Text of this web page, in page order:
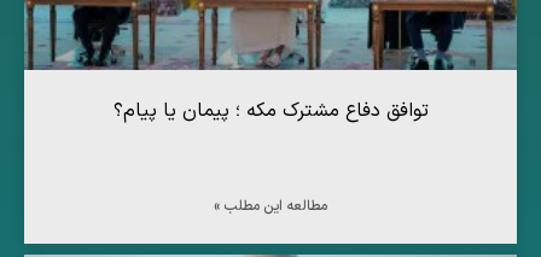
توافق دفاع مشترک مکه ؛ پیمان یا پیام؟
مطالعه این مطلب »